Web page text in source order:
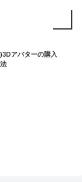
アバターの購入